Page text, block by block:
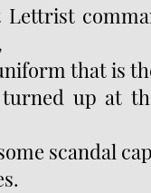
Lettrist
that is
up at
scandal